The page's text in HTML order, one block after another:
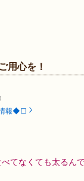
用心を！
報◆□
てなくても太るん